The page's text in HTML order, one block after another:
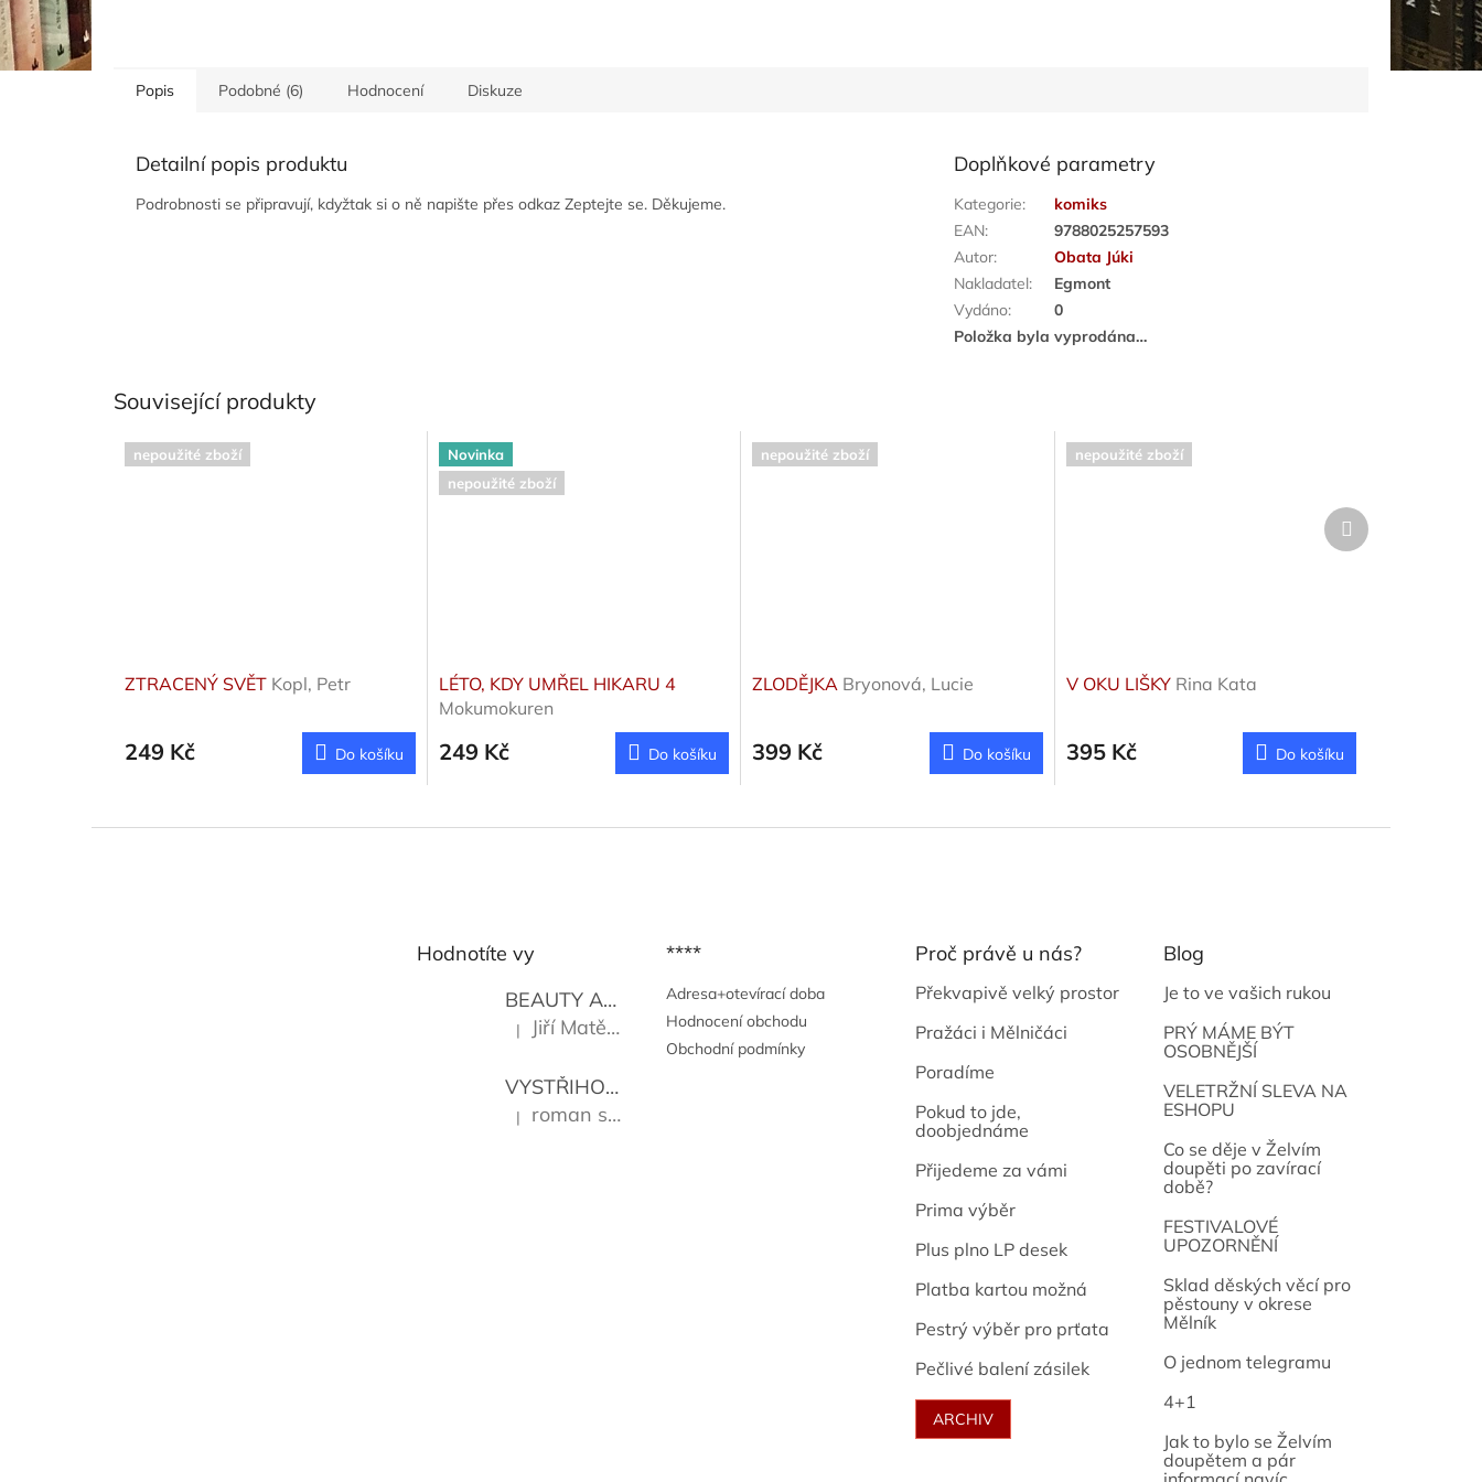
Popis Podobné (6) Hodnocení Diskuze
Detailní popis produktu
Podrobnosti se připravují, kdyžtak si o ně napište přes odkaz Zeptejte se. Děkujeme.
Doplňkové parametry
Kategorie:
komiks
EAN:
9788025257593
Autor:
Obata Júki
Nakladatel:
Egmont
Vydáno:
0
Položka byla vyprodána…
Související produkty
nepoužité zboží
ZTRACENÝ SVĚT Kopl, Petr
249 Kč Do košíku
Novinka
nepoužité zboží
LÉTO, KDY UMŘEL HIKARU 4
Mokumokuren
249 Kč Do košíku
nepoužité zboží
ZLODĚJKA Bryonová, Lucie
399 Kč Do košíku
nepoužité zboží
V OKU LIŠKY Rina Kata
395 Kč Do košíku
Další
produkt
Hodnotíte vy
BEAUTY AND THE BEAT
Go Go's
Hodnocení produktu je 5 z 5 hvězdiček.
| Jiří Matějů
VYSTŘIHOVÁNKY - PRAŽSKÉ PAMÁTKY Kropáček Josef
Hodnocení produktu je 5 z 5 hvězdiček.
| roman sekanina
****
Adresa+otevírací doba
Hodnocení obchodu
Obchodní podmínky
Proč právě u nás?
Překvapivě velký prostor
Pražáci i Mělničáci
Poradíme
Pokud to jde,
doobjednáme
Přijedeme za vámi
Prima výběr
Plus plno LP desek
Platba kartou možná
Pestrý výběr pro prťata
Pečlivé balení zásilek
ARCHIV
Blog
Je to ve vašich rukou
PRÝ MÁME BÝT
OSOBNĚJŠÍ
VELETRŽNÍ SLEVA NA
ESHOPU
Co se děje v Želvím
doupěti po zavírací
době?
FESTIVALOVÉ
UPOZORNĚNÍ
Sklad děských věcí pro
pěstouny v okrese
Mělník
O jednom telegramu
4+1
Jak to bylo se Želvím
doupětem a pár